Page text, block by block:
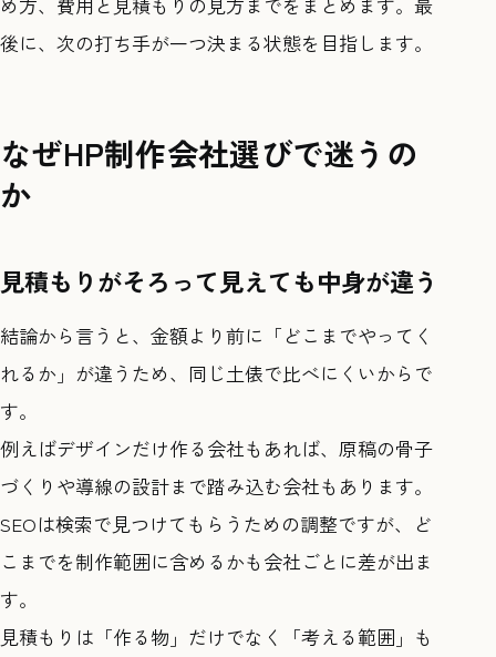
後に、次の打ち手が一つ決まる状態を目指します。
なぜHP制作会社選びで迷うの
か
見積もりがそろって見えても中身が違う
結論から言うと、金額より前に「どこまでやってく
れるか」が違うため、同じ土俵で比べにくいからで
す。
例えばデザインだけ作る会社もあれば、原稿の骨子
づくりや導線の設計まで踏み込む会社もあります。
SEOは検索で見つけてもらうための調整ですが、ど
こまでを制作範囲に含めるかも会社ごとに差が出ま
す。
見積もりは「作る物」だけでなく「考える範囲」も